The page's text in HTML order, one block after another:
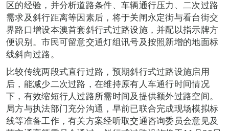
区的经验，并分析道路条件、车辆通行压力、二次过路
需求及斜行距离等因素后，将于关闸永定街与看台街交
界路口增设本澳首套斜行式过路设施，并配以指示牌方
便识别。市民可留意交通灯组讯号及按照新增的地面标
线斜向过路。
比较传统两段式直行过路，预期斜行式过路设施启用
后，能减少二次过路，在维持原有人车通行时间情况
下，有效缩短行人过路所需时间及提供额外过路空间。
局方与执法部门充分沟通，早前已联合完成现场模拟标
线等准备工作，有关方案经听取交通咨询委员会意见及